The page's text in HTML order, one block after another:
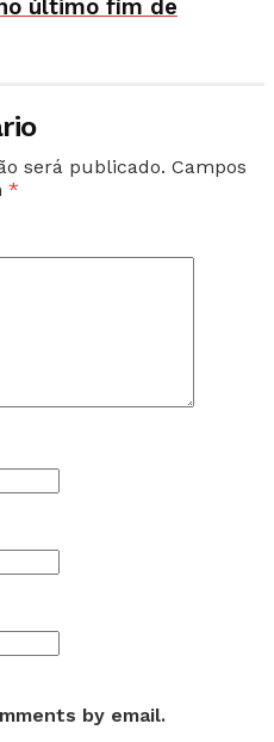
último fim de
será publicado. Campos
*
by email.